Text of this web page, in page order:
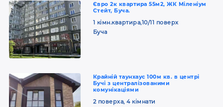
Євро 2к квартира 55м2, ЖК Міленіум
Стейт, Буча.
1 кімн.квартира,10/11 поверх
Буча
Крайній таунхаус 100м кв. в центрі
Бучі з централізованими
комунікаціями
2 поверха, 4 кімнати